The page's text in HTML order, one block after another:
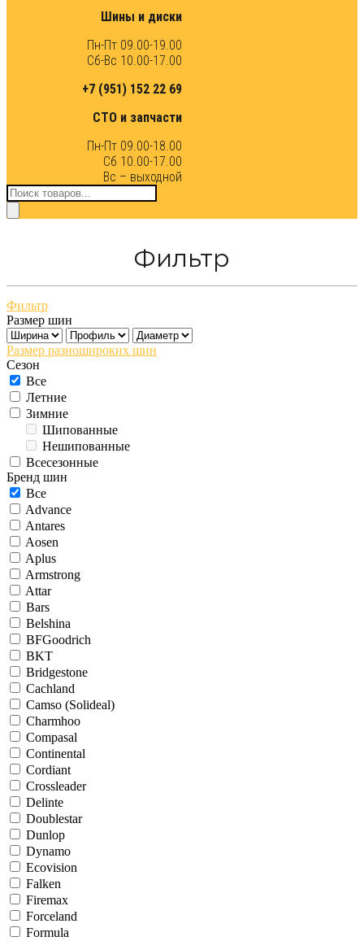
Шины и диски
Пн-Пт 09.00-19.00
Сб-Вс 10.00-17.00
+7 (951) 152 22 69
СТО и запчасти
Пн-Пт 09.00-18.00
Сб 10.00-17.00
Вс – выходной
Поиск
товаров
Фильтр
Фильтр
Размер шин
Размер разношироких шин
Сезон
Все
Летние
Зимние
Шипованные
Нешипованные
Всесезонные
Бренд шин
Все
Advance
Antares
Aosen
Aplus
Armstrong
Attar
Bars
Belshina
BFGoodrich
BKT
Bridgestone
Cachland
Camso (Solideal)
Charmhoo
Compasal
Continental
Cordiant
Crossleader
Delinte
Doublestar
Dunlop
Dynamo
Ecovision
Falken
Firemax
Forceland
Formula